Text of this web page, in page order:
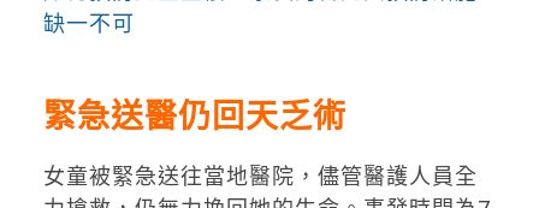
缺一不可
緊急送醫仍回天乏術
女童被緊急送往當地醫院，儘管醫護人員全